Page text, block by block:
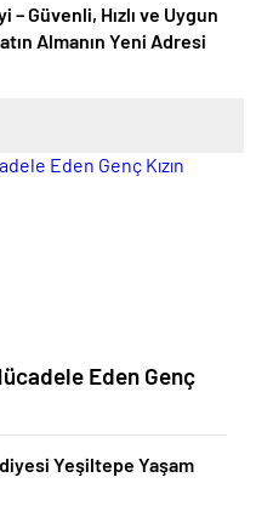
– Güvenli, Hızlı ve Uygun
Almanın Yeni Adresi
Eden Genç
Yeşiltepe Yaşam